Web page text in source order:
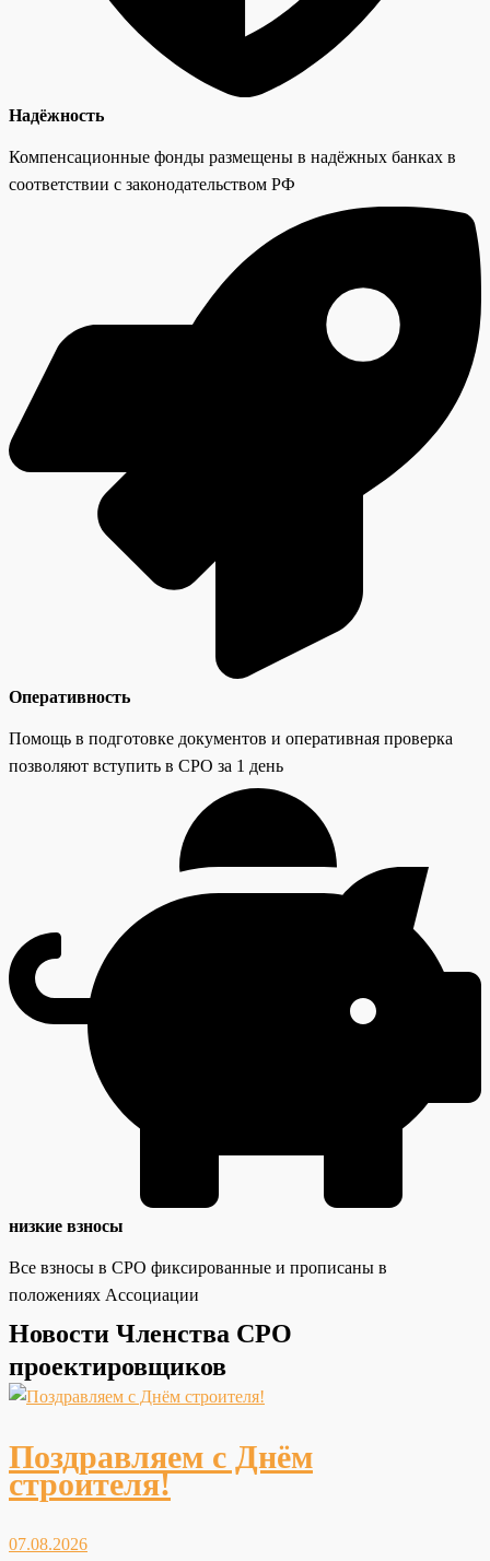
Надёжность
Компенсационные фонды размещены в надёжных банках в
соответствии с законодательством РФ
Оперативность
Помощь в подготовке документов и оперативная проверка
позволяют вступить в СРО за 1 день
низкие взносы
Все взносы в СРО фиксированные и прописаны в
положениях Ассоциации
Новости Членства СРО
проектировщиков
Поздравляем с Днём
строителя!
07.08.2026